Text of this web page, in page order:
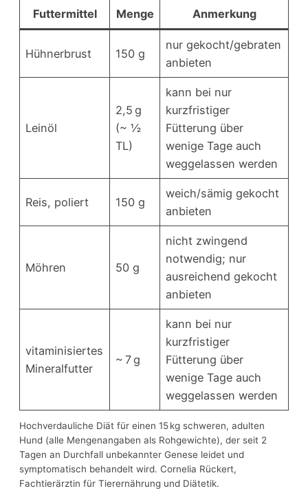
Futtermittel Menge Anmerkung
Hühnerbrust 150 g
nur gekocht/gebraten
anbieten
Leinöl
2,5 g
(~ ½
TL)
kann bei nur
kurzfristiger
Fütterung über
wenige Tage auch
weggelassen werden
Reis, poliert 150 g
weich/sämig gekocht
anbieten
Möhren 50 g
nicht zwingend
notwendig; nur
ausreichend gekocht
anbieten
vitaminisiertes
Mineralfutter
~ 7 g
kann bei nur
kurzfristiger
Fütterung über
wenige Tage auch
weggelassen werden
Hochverdauliche Diät für einen 15 kg schweren, adulten
Hund (alle Mengenangaben als Rohgewichte), der seit 2
Tagen an Durchfall unbekannter Genese leidet und
symptomatisch behandelt wird. Cornelia Rückert,
Fachtierärztin für Tierernährung und Diätetik.